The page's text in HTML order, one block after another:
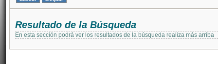
Resultado de la Búsqueda
En esta sección podrá ver los resultados de la búsqueda realiza más arriba